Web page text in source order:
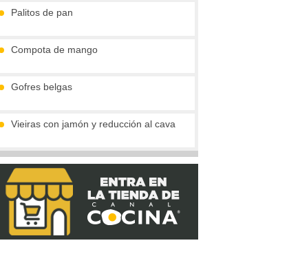
Palitos de pan
Compota de mango
Gofres belgas
Vieiras con jamón y reducción al cava
Tronco de chocolate y turrón (sin gluten)